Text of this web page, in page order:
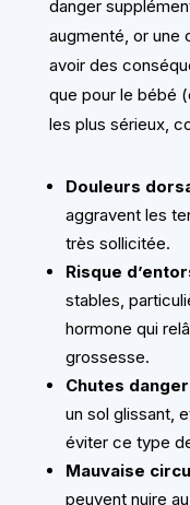
danger
augmenté, or une
avoir des
que pour le bébé
les plus sérieux,
Douleurs
aggravent les
très sollicitée.
Risque
stables,
hormone qui
grossesse.
Chutes
un sol glissant,
éviter ce type
Mauvaise
peuvent nuire